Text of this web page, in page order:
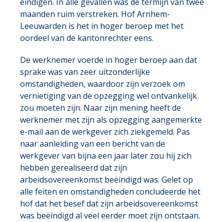
maanden ruim verstreken. Hof Arnhem-
Leeuwarden is het in hoger beroep met het
oordeel van de kantonrechter eens.
De werknemer voerde in hoger beroep aan dat
sprake was van zeer uitzonderlijke
omstandigheden, waardoor zijn verzoek om
vernietiging van de opzegging wel ontvankelijk
zou moeten zijn. Naar zijn mening heeft de
werknemer met zijn als opzegging aangemerkte
e-mail aan de werkgever zich ziekgemeld. Pas
naar aanleiding van een bericht van de
werkgever van bijna een jaar later zou hij zich
hebben gerealiseerd dat zijn
arbeidsovereenkomst beëindigd was. Gelet op
alle feiten en omstandigheden concludeerde het
hof dat het besef dat zijn arbeidsovereenkomst
was beëindigd al veel eerder moet zijn ontstaan.